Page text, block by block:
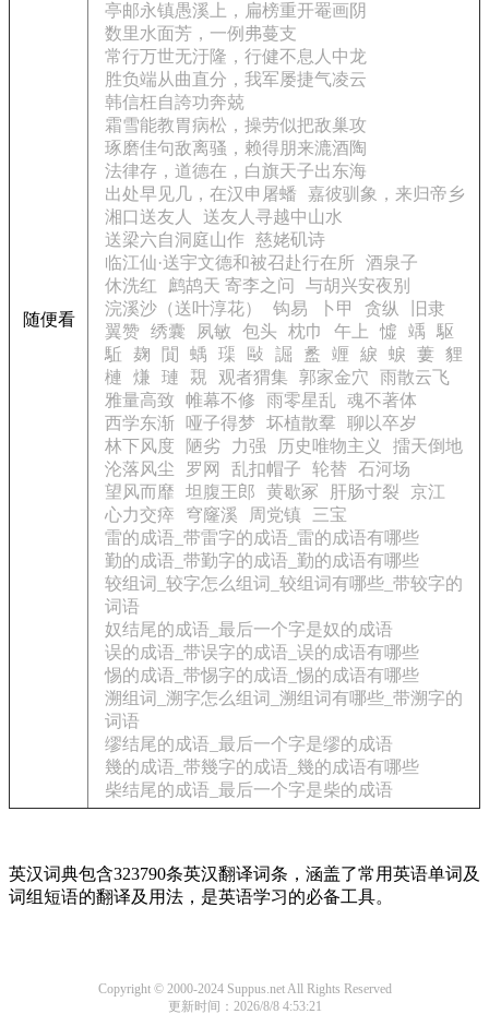
随便看
亭邮永镇愚溪上，扁榜重开罨画阴
数里水面芳，一例弗蔓支
常行万世无汙隆，行健不息人中龙
胜负端从曲直分，我军屡捷气凌云
韩信枉自誇功奔兢
霜雪能教胃病松，操劳似把敌巢攻
琢磨佳句敌离骚，赖得朋来漉酒陶
法律存，道德在，白旗天子出东海
出处早见几，在汉申屠蟠
嘉彼驯象，来归帝乡
湘口送友人
送友人寻越中山水
送梁六自洞庭山作 慈姥矶诗
临江仙·送宇文德和被召赴行在所 酒泉子
休洗红
鹧鸪天 寄李之问
与胡兴安夜别
浣溪沙（送叶淳花）
钩易 卜甲 贪纵
旧隶
翼赞 绣囊 夙敏 包头 枕巾 午上 憈 竬
駆
駈
麹 閴 蝺 璖 敺 誳 盠 竰 綟 蜧 蔞
貍
槤
熑 璉 覝 观者猬集 郭家金穴
雨散云飞
雅量高致
帷幕不修 雨零星乱 魂不著体
西学东渐
哑子得梦 坏植散羣
聊以卒岁
林下风度
陋劣 力强 历史唯物主义
擂天倒地
沦落风尘
罗网 乱扣帽子 轮替
石河场
望风而靡
坦腹王郎 黄歇冢 肝肠寸裂
京江
心力交瘁
穹窿溪 周党镇
三宝
雷的成语_带雷字的成语_雷的成语有哪些
勤的成语_带勤字的成语_勤的成语有哪些
较组词_较字怎么组词_较组词有哪些_带较字的
词语
奴结尾的成语_最后一个字是奴的成语
误的成语_带误字的成语_误的成语有哪些
惕的成语_带惕字的成语_惕的成语有哪些
溯组词_溯字怎么组词_溯组词有哪些_带溯字的
词语
缪结尾的成语_最后一个字是缪的成语
幾的成语_带幾字的成语_幾的成语有哪些
柴结尾的成语_最后一个字是柴的成语
英汉词典包含323790条英汉翻译词条，涵盖了常用英语单词及
词组短语的翻译及用法，是英语学习的必备工具。
Copyright © 2000-2024 Suppus.net All Rights Reserved
更新时间：2026/8/8 4:53:21